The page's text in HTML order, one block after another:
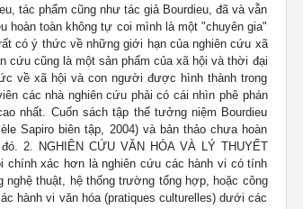
tác phẩm cũng như tác giả Bourdieu, đã và vẫn
hoàn toàn không tự coi mình là một "chuyên gia"
có ý thức về những giới hạn của nghiên cứu xã
cứu cũng là một sản phẩm của xã hội và thời đại
về xã hội và con người được hình thành trong
các nhà nghiên cứu phải có cái nhìn phê phán
nhất. Cuốn sách tập thể tưởng niệm Bourdieu
Sapiro biên tập, 2004) và bản thảo chưa hoàn
2. NGHIÊN CỨU VĂN HÓA VÀ LÝ THUYẾT
chính xác hơn là nghiên cứu các hành vi có tính
thuật, hệ thống trường tổng hợp, hoặc công
hành vi văn hóa (pratiques culturelles) dưới các